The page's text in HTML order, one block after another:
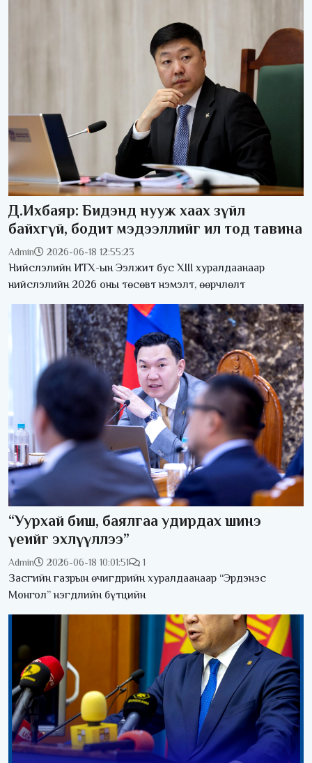
Д.Ихбаяр: Бидэнд нууж хаах зүйл
байхгүй, бодит мэдээллийг ил тод тавина
Admin 2026-06-18 12:55:23
Нийслэлийн ИТХ-ын Ээлжит бус XIII хуралдаанаар
нийслэлийн 2026 оны төсөвт нэмэлт, өөрчлөлт
“Уурхай биш, баялгаа удирдах шинэ
үеийг эхлүүллээ”
Admin 2026-06-18 10:01:51 1
Засгийн газрын өчигдрийн хуралдаанаар “Эрдэнэс
Монгол” нэгдлийн бүтцийн